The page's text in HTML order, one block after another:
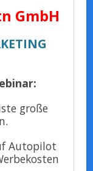
GmbH
große
Autopilot